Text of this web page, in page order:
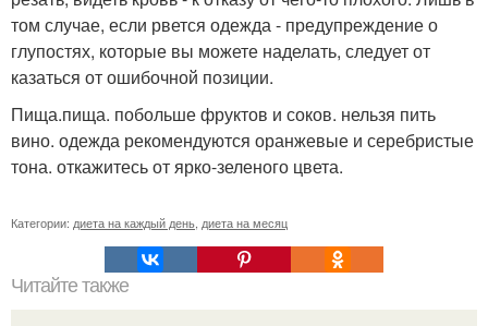
том случае, если рвется одежда - предупреждение о
глупостях, которые вы можете наделать, следует от
казаться от ошибочной позиции.
Пища.пища. побольше фруктов и соков. нельзя пить
вино. одежда рекомендуются оранжевые и серебристые
тона. откажитесь от ярко-зеленого цвета.
Категории: диета на каждый день диета на месяц
Читайте также